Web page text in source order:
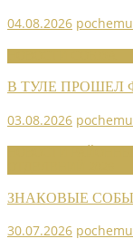
04.08.2026
В ТУЛЕ ПРОШЕЛ
03.08.2026
ЗНАКОВЫЕ
30.07.2026